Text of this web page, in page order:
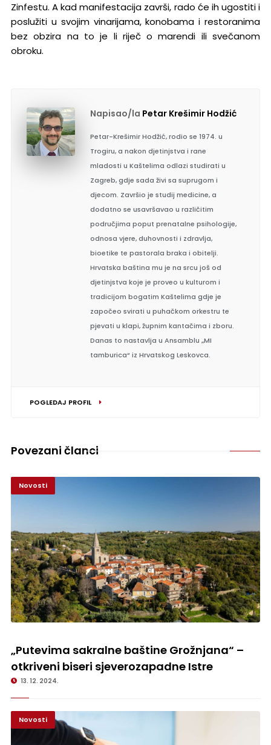
Zinfestu. A kad manifestacija završi, rado će ih ugostiti i
poslužiti u svojim vinarijama, konobama i restoranima
bez obzira na to je li riječ o marendi ili svečanom
obroku.
Napisao/la Petar Krešimir Hodžić
Petar-Krešimir Hodžić, rodio se 1974. u
Trogiru, a nakon djetinjstva i rane
mladosti u Kaštelima odlazi studirati u
Zagreb, gdje sada živi sa suprugom i
djecom. Završio je studij medicine, a
dodatno se usavršavao u različitim
područjima poput prenatalne psihologije,
odnosa vjere, duhovnosti i zdravlja,
bioetike te pastorala braka i obitelji.
Hrvatska baština mu je na srcu još od
djetinjstva koje je proveo u kulturom i
tradicijom bogatim Kaštelima gdje je
započeo svirati u puhačkom orkestru te
pjevati u klapi, župnim kantačima i zboru.
Danas to nastavlja u Ansamblu „MI
tamburica“ iz Hrvatskog Leskovca.
POGLEDAJ PROFIL
Povezani članci
Novosti
sjeverozapadne Istre
„Putevima sakralne baštine Grožnjana“ –
otkriveni biseri sjeverozapadne Istre
13. 12. 2024.
Novosti